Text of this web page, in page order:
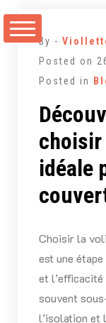
au
By -
Posted on
Posted in
choisir
idéale
Choisir la
est une
et
souvent
l’isolation et